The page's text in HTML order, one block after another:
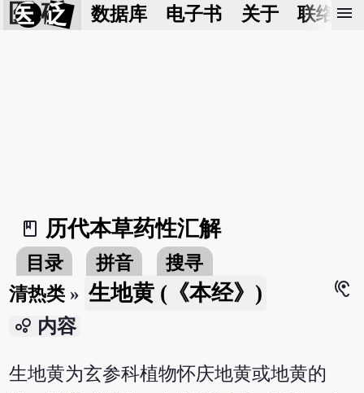
医 砭 数据库 电子书 关于 联络我
menu
book_2
历代本草药性汇解
目录 拼音
搜寻
清热类 » 生地黄 (《本经》)
hearing
bubble_chart 内容
生地黄为玄参科植物怀庆地黄或地黄的